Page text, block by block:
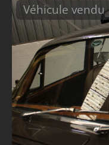
Véhicule vendu